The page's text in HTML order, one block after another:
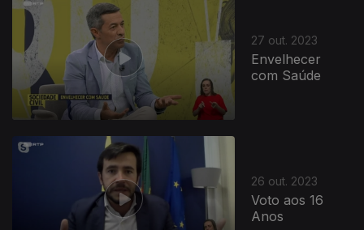
27 out. 2023
Envelhecer
com Saúde
26 out. 2023
Voto aos 16
Anos